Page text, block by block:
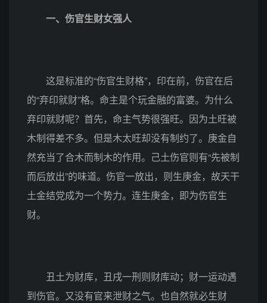
一、伤官生财女强人
这是标准的“伤官生财格”，印在前，伤官在后
的“弃印就财”格。命主是个玩金融的富婆。为什么
弃印就财呢？首先，命主气势很强旺。因为土旺被
木制得差不多。但是木太旺却没有制约了。庚金自
然充当了合木而制木的作用。己土伤官则有“先被制
而后放出”的味道。伤官一放出，则生庚金，故天干
土金结党成为一个势力。连生庚金，即为伤官生
财。
丑土为财库，丑戌一刑则财库动；财一运动遇
到伤官。又没有官来泄财之气。也自然就必生财